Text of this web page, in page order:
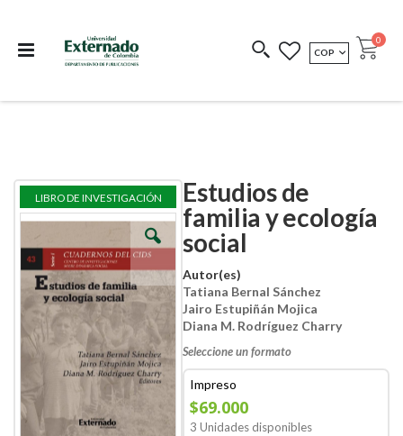
COEDICIONES REDIMIR CÓDIGO
MONEDA
COP Cart
0
Estudios de
familia y ecología
social
Autor(es)
Tatiana Bernal Sánchez
Jairo Estupiñán Mojica
Diana M. Rodríguez Charry
Seleccione un formato
Impreso
$69.000
3 Unidades disponibles
Skip
the
of
the
images
gallery
Skip
the
of
the
images
gallery
LIBRO DE INVESTIGACIÓN